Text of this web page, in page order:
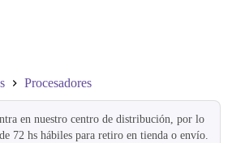
Procesadores
en nuestro centro de distribución, por lo
72 hs hábiles para retiro en tienda o envío.